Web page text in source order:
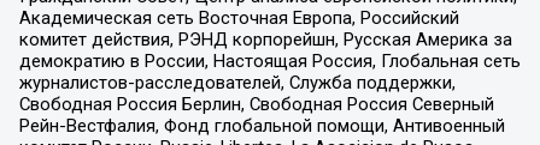
Академическая сеть Восточная Европа, Российский
комитет действия, РЭНД корпорейшн, Русская Америка за
демократию в России, Настоящая Россия, Глобальная сеть
журналистов-расследователей, Служба поддержки,
Свободная Россия Берлин, Свободная Россия Северный
Рейн-Вестфалия, Фонд глобальной помощи, Антивоенный